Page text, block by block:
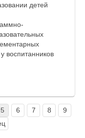
детей
воспитанников
5 6 7 8
9